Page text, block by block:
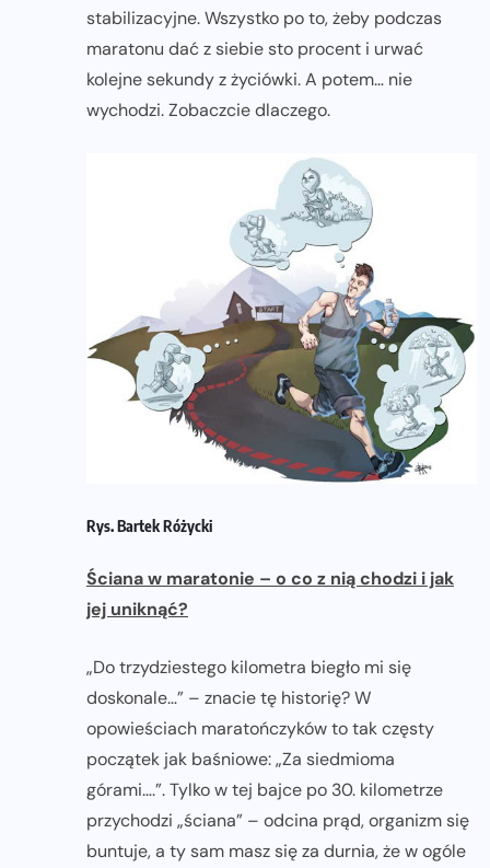
stabilizacyjne. Wszystko po to, żeby podczas
maratonu dać z siebie sto procent i urwać
kolejne sekundy z życiówki. A potem… nie
wychodzi. Zobaczcie dlaczego.
Rys. Bartek Różycki
Ściana w maratonie – o co z nią chodzi i jak
jej uniknąć?
„Do trzydziestego kilometra biegło mi się
doskonale…” – znacie tę historię? W
opowieściach maratończyków to tak częsty
początek jak baśniowe: „Za siedmioma
górami….”. Tylko w tej bajce po 30. kilometrze
przychodzi „ściana” – odcina prąd, organizm się
buntuje, a ty sam masz się za durnia, że w ogóle